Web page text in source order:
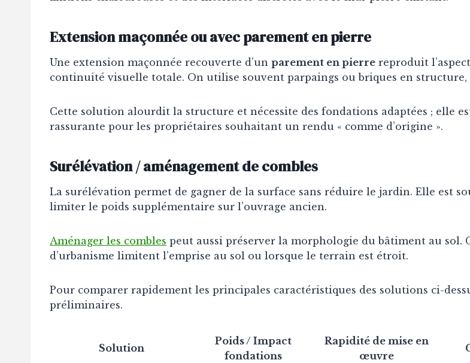
Extension maçonnée ou avec parement en pierre
Une extension maçonnée recouverte d’un parement en pierre reproduit
continuité visuelle totale. On utilise souvent parpaings ou briques en
Cette solution alourdit la structure et nécessite des fondations adaptées ; elle
rassurante pour les propriétaires souhaitant un rendu « comme d’origine ».
Surélévation / aménagement de combles
La surélévation permet de gagner de la surface sans réduire le jardin. Elle est
limiter le poids supplémentaire sur l’ouvrage ancien.
Aménager les combles peut aussi préserver la morphologie du bâtiment au sol.
d’urbanisme limitent l’emprise au sol ou lorsque le terrain est étroit.
Pour comparer rapidement les principales caractéristiques des solutions ci-
préliminaires.
Solution
Poids / Impact
fondations
Rapidité de mise en
œuvre